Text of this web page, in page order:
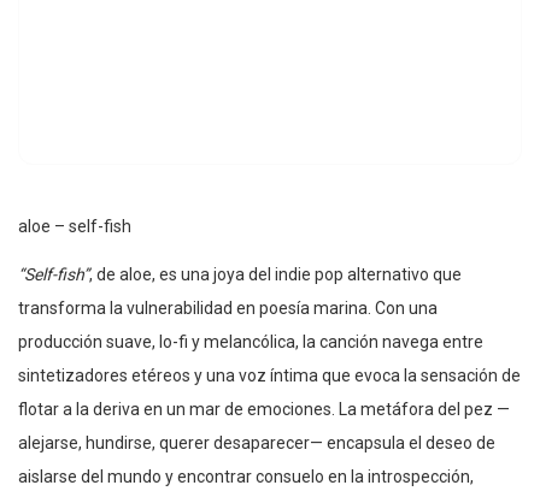
aloe – self-fish
“Self-fish”, de aloe, es una joya del indie pop alternativo que
transforma la vulnerabilidad en poesía marina. Con una
producción suave, lo-fi y melancólica, la canción navega entre
sintetizadores etéreos y una voz íntima que evoca la sensación de
flotar a la deriva en un mar de emociones. La metáfora del pez —
alejarse, hundirse, querer desaparecer— encapsula el deseo de
aislarse del mundo y encontrar consuelo en la introspección,